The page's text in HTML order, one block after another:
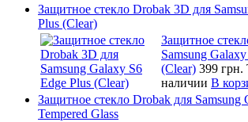
Защитное стекло Drobak 3D для
Plus (Clear)
Защитное
Samsung
(Clear) 399 грн.
наличии В
Защитное стекло Drobak для Samsung
Tempered Glass